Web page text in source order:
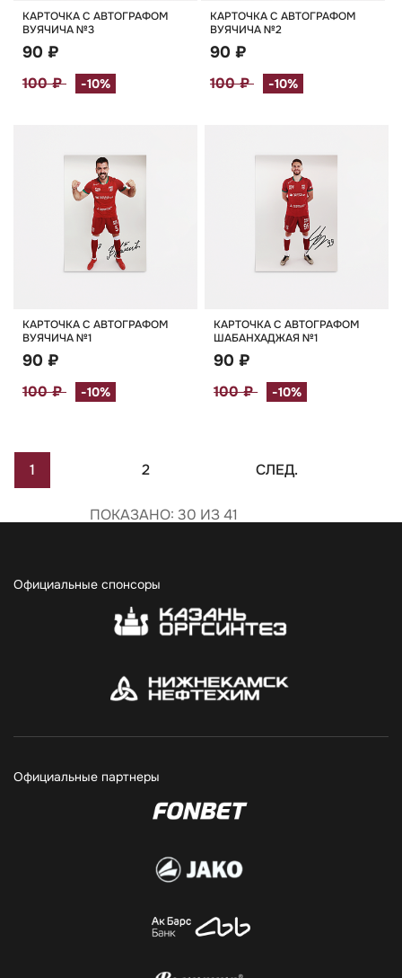
КАРТОЧКА С АВТОГРАФОМ
ВУЯЧИЧА №3
90 ₽
100 ₽ -10%
КАРТОЧКА С АВТОГРАФОМ
ВУЯЧИЧА №2
90 ₽
100 ₽ -10%
КАРТОЧКА С АВТОГРАФОМ
ВУЯЧИЧА №1
90 ₽
100 ₽ -10%
КАРТОЧКА С АВТОГРАФОМ
ШАБАНХАДЖАЯ №1
90 ₽
100 ₽ -10%
1 2 СЛЕД.
ПОКАЗАНО: 30 ИЗ 41
Официальные спонсоры
Официальные партнеры